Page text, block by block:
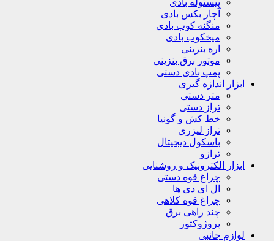
پیستوله بادی
آچار بکس بادی
منگنه کوب بادی
میخکوب بادی
اره بنزینی
موتور برق بنزینی
پمپ بادی دستی
ابزار اندازه گیری
متر دستی
تراز دستی
خط کش و گونیا
تراز لیزری
باسکول دیجیتال
ترازو
ابزار الکترونیک و روشنایی
چراغ قوه دستی
ال ای دی ها
چراغ قوه کلاهی
چند راهی برق
پروژوکتور
لوازم جانبی